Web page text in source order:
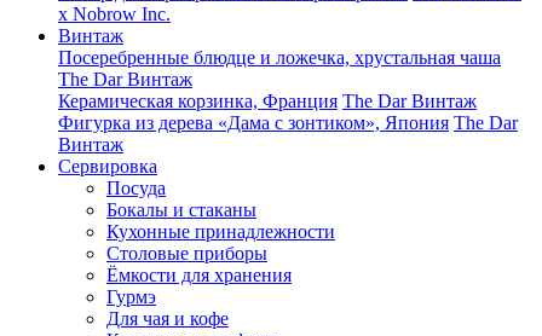
х Nobrow Inc.
Винтаж
Посеребренные блюдце и ложечка, хрустальная чаша
The Dar Винтаж
Керамическая корзинка, Франция The Dar Винтаж
Фигурка из дерева «Дама с зонтиком», Япония The Dar
Винтаж
Сервировка
Посуда
Бокалы и стаканы
Кухонные принадлежности
Столовые приборы
Ëмкости для хранения
Гурмэ
Для чая и кофе